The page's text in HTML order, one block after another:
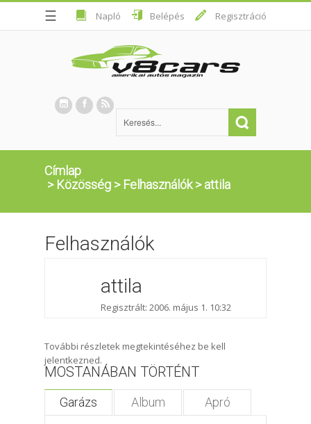
☰ Napló Belépés Regisztráció
Címlap
> Közösség > Felhasználók>attila
Felhasználók
attila
Regisztrált: 2006. május 1. 10:32
További részletek megtekintéséhez be kell
jelentkezned.
MOSTANÁBAN TÖRTÉNT
Garázs Album Apró